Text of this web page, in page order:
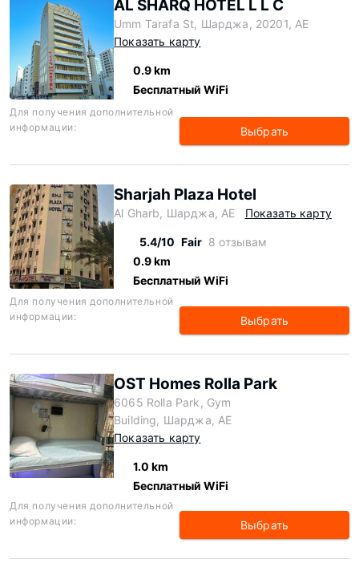
AL SHARQ HOTEL L L C
Umm Tarafa St, Шарджа, 20201, AE
Показать карту
0.9 km
Бесплатный WiFi
Для получения дополнительной
информации:
Выбрать
Sharjah Plaza Hotel
Al Gharb, Шарджа, AE Показать карту
5.4/10 Fair 8 отзывам
0.9 km
Бесплатный WiFi
Для получения дополнительной
информации:
Выбрать
OST Homes Rolla Park
6065 Rolla Park, Gym
Building, Шарджа, AE
Показать карту
1.0 km
Бесплатный WiFi
Для получения дополнительной
информации:
Выбрать